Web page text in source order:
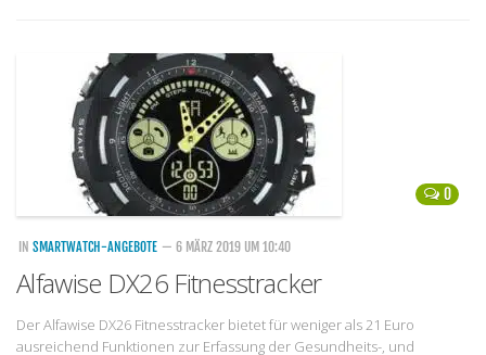
0
IN SMARTWATCH-ANGEBOTE — 6 MÄRZ 2019 UM 10:40
Alfawise DX26 Fitnesstracker
Der Alfawise DX26 Fitnesstracker bietet für weniger als 21 Euro
ausreichend Funktionen zur Erfassung der Gesundheits-, und